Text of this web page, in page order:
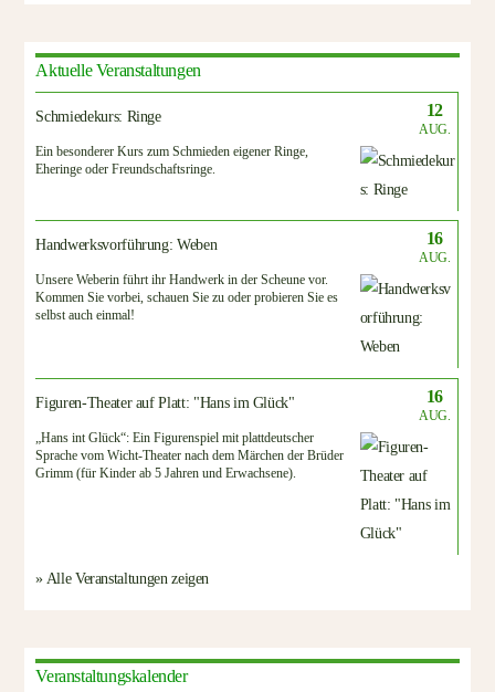
Aktuelle Veranstaltungen
Schmiedekurs: Ringe 12
AUG.
Ein besonderer Kurs zum Schmieden eigener Ringe,
Eheringe oder Freundschaftsringe.
Handwerksvorführung: Weben 16
AUG.
Unsere Weberin führt ihr Handwerk in der Scheune vor.
Kommen Sie vorbei, schauen Sie zu oder probieren Sie es
selbst auch einmal!
Figuren-Theater auf Platt: "Hans im Glück" 16
AUG.
„Hans int Glück“: Ein Figurenspiel mit plattdeutscher
Sprache vom Wicht-Theater nach dem Märchen der Brüder
Grimm (für Kinder ab 5 Jahren und Erwachsene).
» Alle Veranstaltungen zeigen
Veranstaltungskalender